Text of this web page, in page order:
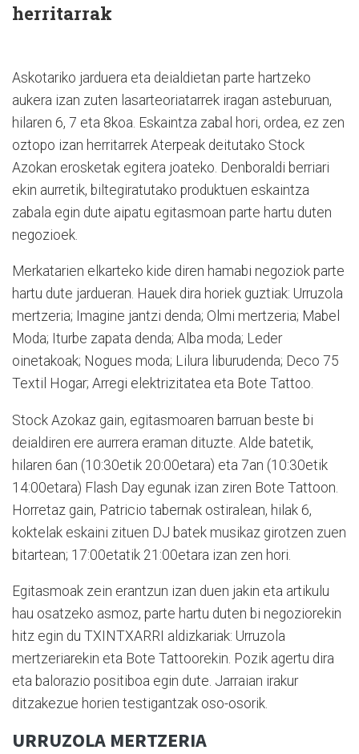
herritarrak
Askotariko jarduera eta deialdietan parte hartzeko
aukera izan zuten lasarteoriatarrek iragan asteburuan,
hilaren 6, 7 eta 8koa. Eskaintza zabal hori, ordea, ez zen
oztopo izan herritarrek Aterpeak deitutako Stock
Azokan erosketak egitera joateko. Denboraldi berriari
ekin aurretik, biltegiratutako produktuen eskaintza
zabala egin dute aipatu egitasmoan parte hartu duten
negozioek.
Merkatarien elkarteko kide diren hamabi negoziok parte
hartu dute jardueran. Hauek dira horiek guztiak: Urruzola
mertzeria; Imagine jantzi denda; Olmi mertzeria; Mabel
Moda; Iturbe zapata denda; Alba moda; Leder
oinetakoak; Nogues moda; Lilura liburudenda; Deco 75
Textil Hogar; Arregi elektrizitatea eta Bote Tattoo.
Stock Azokaz gain, egitasmoaren barruan beste bi
deialdiren ere aurrera eraman dituzte. Alde batetik,
hilaren 6an (10:30etik 20:00etara) eta 7an (10:30etik
14:00etara) Flash Day egunak izan ziren Bote Tattoon.
Horretaz gain, Patricio tabernak ostiralean, hilak 6,
koktelak eskaini zituen DJ batek musikaz girotzen zuen
bitartean; 17:00etatik 21:00etara izan zen hori.
Egitasmoak zein erantzun izan duen jakin eta artikulu
hau osatzeko asmoz, parte hartu duten bi negoziorekin
hitz egin du TXINTXARRI aldizkariak: Urruzola
mertzeriarekin eta Bote Tattoorekin. Pozik agertu dira
eta balorazio positiboa egin dute. Jarraian irakur
ditzakezue horien testigantzak oso-osorik.
URRUZOLA MERTZERIA